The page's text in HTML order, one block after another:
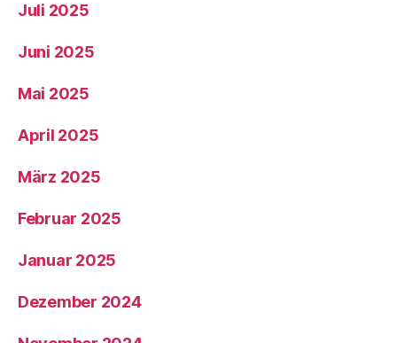
Juli 2025
Juni 2025
Mai 2025
April 2025
März 2025
Februar 2025
Januar 2025
Dezember 2024